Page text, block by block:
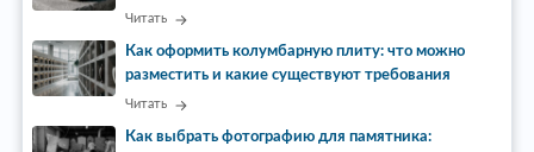
Читать
Как оформить колумбарную плиту: что можно
разместить и какие существуют требования
Читать
Как выбрать фотографию для памятника: